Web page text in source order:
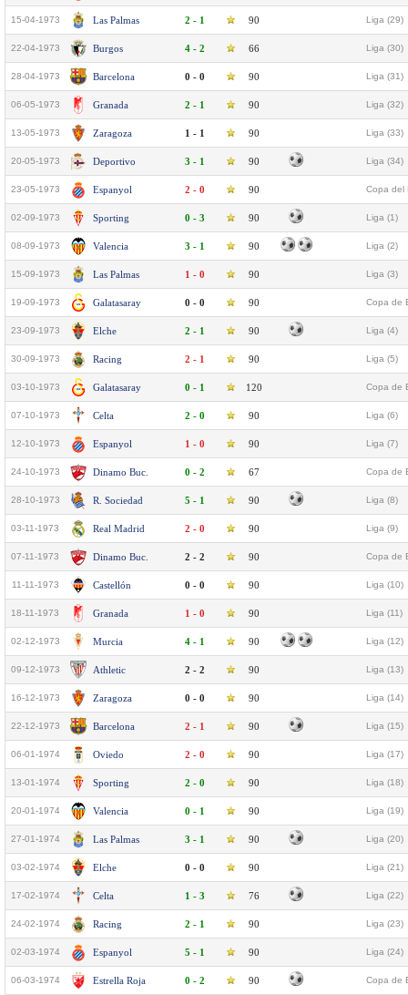
15-04-1973 Las Palmas 2 - 1 90 Liga (29)
22-04-1973 Burgos 4 - 2 66 Liga (30)
28-04-1973 Barcelona 0 - 0 90 Liga (31)
06-05-1973 Granada 2 - 1 90 Liga (32)
13-05-1973 Zaragoza 1 - 1 90 Liga (33)
20-05-1973 Deportivo 3 - 1 90 Liga (34)
23-05-1973 Espanyol 2 - 0 90 Copa del
02-09-1973 Sporting 0 - 3 90 Liga (1)
08-09-1973 Valencia 3 - 1 90 Liga (2)
15-09-1973 Las Palmas 1 - 0 90 Liga (3)
19-09-1973 Galatasaray 0 - 0 90 Copa de
23-09-1973 Elche 2 - 1 90 Liga (4)
30-09-1973 Racing 2 - 1 90 Liga (5)
03-10-1973 Galatasaray 0 - 1 120 Copa de
07-10-1973 Celta 2 - 0 90 Liga (6)
12-10-1973 Espanyol 1 - 0 90 Liga (7)
24-10-1973 Dinamo Buc. 0 - 2 67 Copa de
28-10-1973 R. Sociedad 5 - 1 90 Liga (8)
03-11-1973 Real Madrid 2 - 0 90 Liga (9)
07-11-1973 Dinamo Buc. 2 - 2 90 Copa de
11-11-1973 Castellón 0 - 0 90 Liga (10)
18-11-1973 Granada 1 - 0 90 Liga (11)
02-12-1973 Murcia 4 - 1 90 Liga (12)
09-12-1973 Athletic 2 - 2 90 Liga (13)
16-12-1973 Zaragoza 0 - 0 90 Liga (14)
22-12-1973 Barcelona 2 - 1 90 Liga (15)
06-01-1974 Oviedo 2 - 0 90 Liga (17)
13-01-1974 Sporting 2 - 0 90 Liga (18)
20-01-1974 Valencia 0 - 1 90 Liga (19)
27-01-1974 Las Palmas 3 - 1 90 Liga (20)
03-02-1974 Elche 0 - 0 90 Liga (21)
17-02-1974 Celta 1 - 3 76 Liga (22)
24-02-1974 Racing 2 - 1 90 Liga (23)
02-03-1974 Espanyol 5 - 1 90 Liga (24)
06-03-1974 Estrella Roja 0 - 2 90 Copa de